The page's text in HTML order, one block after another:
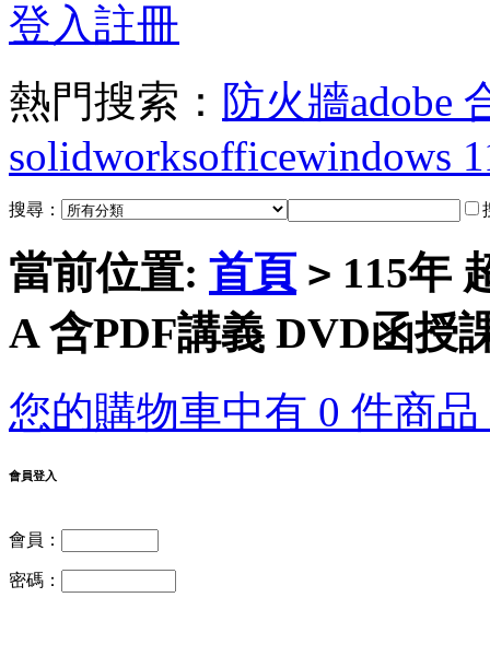
登入註冊
熱門搜索： 防火牆adobe
solidworksofficewindows
搜尋：
當前位置: 首頁 > 115年
A 含PDF講義 DVD函授
您的購物車中有 0 件商
會員登入
會員：
密碼：